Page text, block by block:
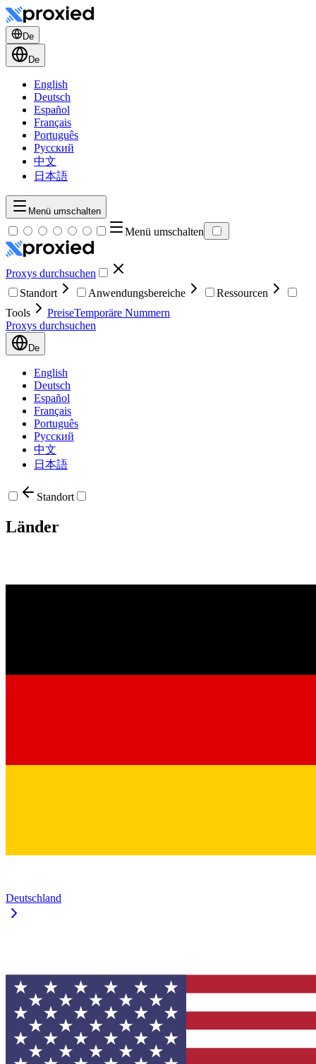
De
De
English
Deutsch
Español
Français
Português
Русский
中文
日本語
Menü umschalten
Menü umschalten
Proxys durchsuchen
Standort
Anwendungsbereiche
Ressourcen
Tools
PreiseTemporäre Nummern
Proxys durchsuchen
De
English
Deutsch
Español
Français
Português
Русский
中文
日本語
Standort
Länder
Deutschland